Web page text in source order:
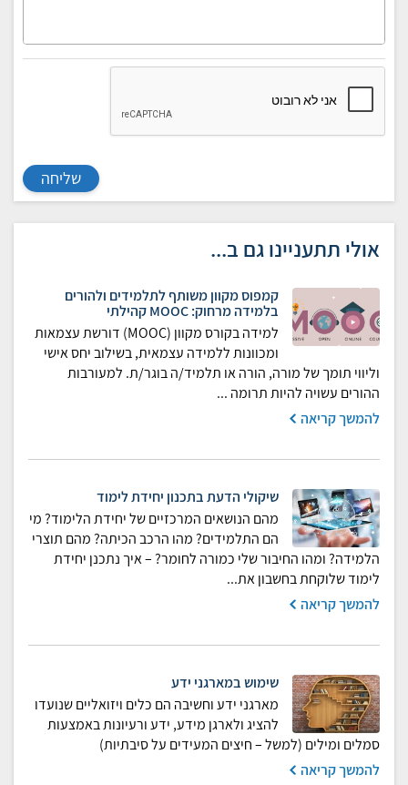
שליחה
אולי תתעניינו גם ב...
קמפוס מקוון משותף לתלמידים ולהורים
בלמידה מרחוק: MOOC קהילתי
למידה בקורס מקוון (MOOC) דורשת עצמאות
ומכוונות ללמידה עצמאית, בשילוב יחס אישי
וליווי תומך של מורה, הורה או תלמיד/ה בוגר/ת. למעורבות
ההורים עשויה להיות תרומה ...
להמשך קריאה
שיקולי הדעת בתכנון יחידת לימוד
מהם הנושאים המרכזיים של יחידת הלימוד? מי
הם התלמידים? מהו הרכב הכיתה? מהם תוצרי
הלמידה? ומהו החיבור שלי כמורה לחומר? – איך נתכנן יחידת
לימוד שלוקחת בחשבון את...
להמשך קריאה
שימוש במארגני ידע
מארגני ידע וחשיבה הם כלים ויזואליים שנועדו
להציג ולארגן מידע, ידע ורעיונות באמצעות
סמלים ומילים (למשל – חיצים המעידים על סיבתיות)
להמשך קריאה